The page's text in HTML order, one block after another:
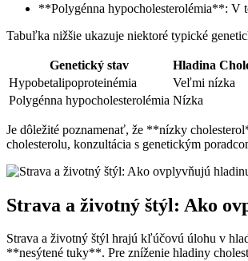
**Polygénna hypocholesterolémia**: ⁢V‌
Tabuľka nižšie ukazuje niektoré typické
Genetický ⁤stav
Hladina‌
Hypobetalipoproteinémia
Veľmi‍ nízka
Polygénna hypocholesterolémia Nízka
Je dôležité poznamenať, ​že **nízky
cholesterolu,⁣ konzultácia ⁤s genetickým⁤
Strava a životný⁤ štýl: Ako
Strava a životný štýl hrajú⁣ kľúčovú úlohu v
**nesýtené tuky**. Pre zníženie ⁤hladiny